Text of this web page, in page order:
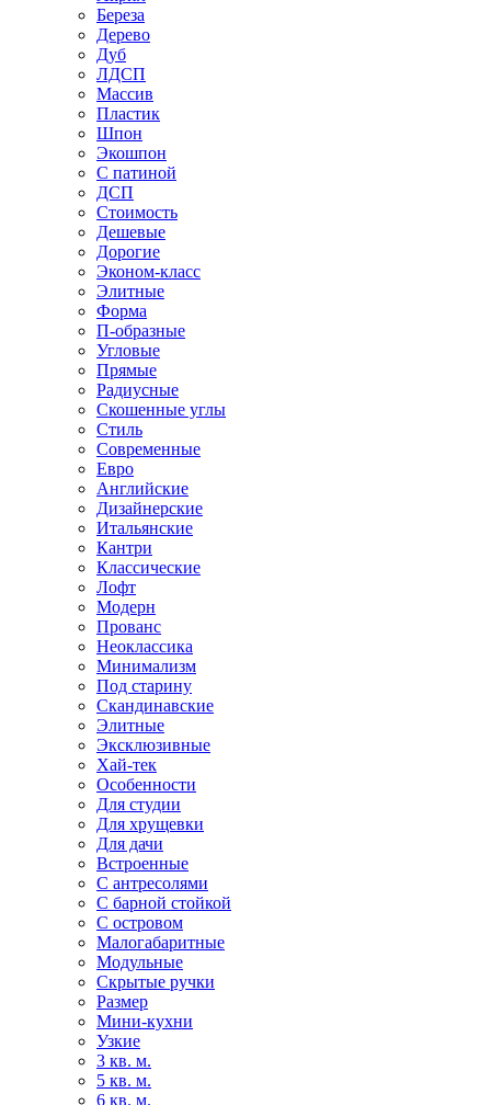
Береза
Дерево
Дуб
ЛДСП
Массив
Пластик
Шпон
Экошпон
С патиной
ДСП
Стоимость
Дешевые
Дорогие
Эконом-класс
Элитные
Форма
П-образные
Угловые
Прямые
Радиусные
Скошенные углы
Стиль
Современные
Евро
Английские
Дизайнерские
Итальянские
Кантри
Классические
Лофт
Модерн
Прованс
Неоклассика
Минимализм
Под старину
Скандинавские
Элитные
Эксклюзивные
Хай-тек
Особенности
Для студии
Для хрущевки
Для дачи
Встроенные
С антресолями
С барной стойкой
С островом
Малогабаритные
Модульные
Скрытые ручки
Размер
Мини-кухни
Узкие
3 кв. м.
5 кв. м.
6 кв. м.